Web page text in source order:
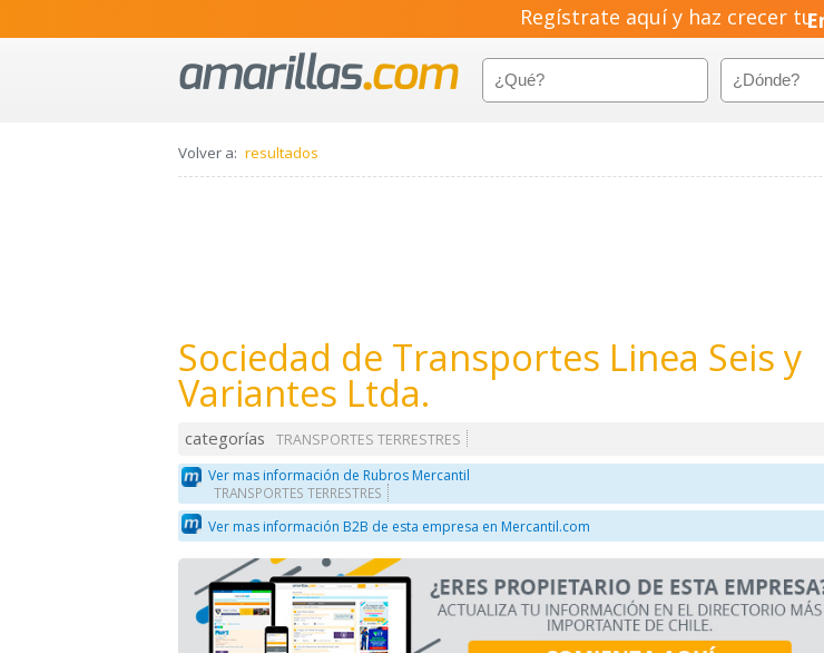
Regístrate aquí y haz crecer tu
Volver a: resultados
Sociedad de Transportes Linea Seis y
Variantes Ltda.
categorías
TRANSPORTES TERRESTRES
Ver mas información de Rubros Mercantil
TRANSPORTES TERRESTRES
Ver mas información B2B de esta empresa en Mercantil.com